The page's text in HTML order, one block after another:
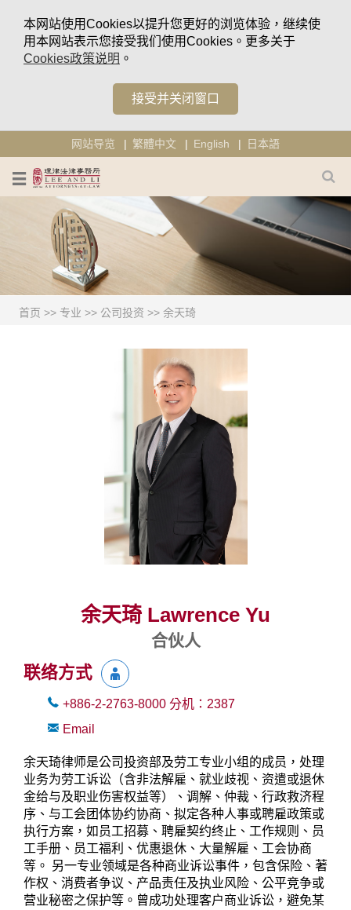
本网站使用Cookies以提升您更好的浏览体验，继续使
用本网站表示您接受我们使用Cookies。更多关于
Cookies政策说明 。
接受并关闭窗口
网站导览 繁體中文 English 日本語
首页 >> 专业 >> 公司投资 >> 余天琦
余天琦 Lawrence Yu
合伙人
联络方式
+886-2-2763-8000 分机： 2387
Email
余天琦律师是公司投资部及劳工专业小组的成员，处理
业务为劳工诉讼（含非法解雇、就业歧视、资遣或退休
金给与及职业伤害权益等）、调解、仲裁、行政救济程
序、与工会团体协约协商、拟定各种人事或聘雇政策或
执行方案，如员工招募、聘雇契约终止、工作规则、员
工手册、员工福利、优惠退休、大量解雇、工会协商
等。 另一专业领域是各种商业诉讼事件，包含保险、著
作权、消费者争议、产品责任及执业风险、公平竞争或
营业秘密之保护等。曾成功处理客户商业诉讼，避免某